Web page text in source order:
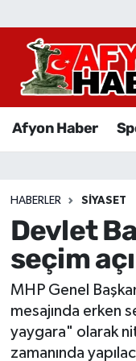
Afyon Haber
HABERLER SIYASET
Devlet
seçim
MHP Genel
mesajında erken
yaygara" olarak
zamanında
Afyon Haber
Sağlık
Eğitim
Sivil Toplum
Ekonomi